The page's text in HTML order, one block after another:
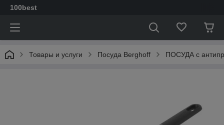
100best
Товары и услуги Посуда Berghoff ПОСУДА с